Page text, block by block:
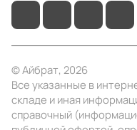
© Айбрат, 2026
Все указанные в
складе и иная
справочный